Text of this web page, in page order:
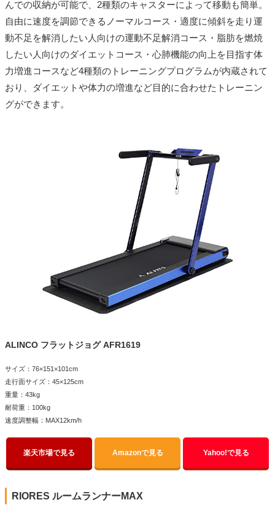
んでの収納が可能で、2種類のキャスターによって移動も簡単。
自由に速度を調節できるノーマルコース・適度に傾斜を走り運
動不足を解消したい人向けの運動不足解消コース・脂肪を燃焼
したい人向けのダイエットコース・心肺機能の向上を目指す体
力増進コースなど4種類のトレーニングプログラムが内蔵されて
おり、ダイエットや体力の増進など目的に合わせたトレーニン
グができます。
ALINCO フラットジョグ AFR1619
サイズ：76×151×101cm
走行面サイズ：45×125cm
重量：43kg
耐荷重：100kg
速度調整幅：MAX12km/h
楽天市場で見る Amazonで見る Yahoo!で見る
RIORES ルームランナーMAX